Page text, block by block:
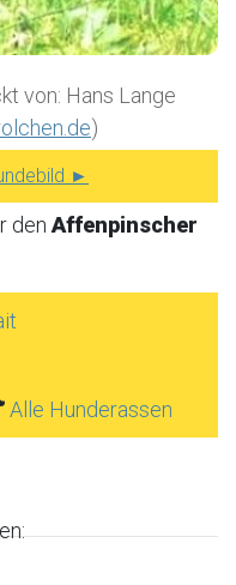
von: Hans Lange
)
►
den Affenpinscher
Alle Hunderassen